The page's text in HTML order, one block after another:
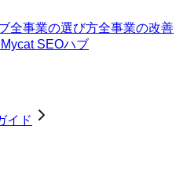
全事業の選び方全事業の改善
Mycat SEOハブ
イド